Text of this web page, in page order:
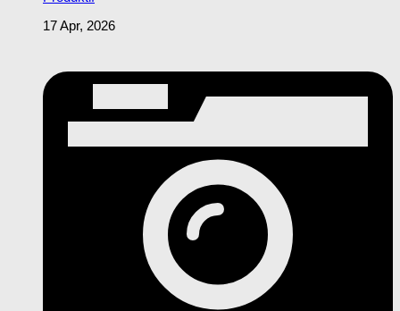
17 Apr, 2026